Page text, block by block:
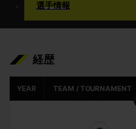
選手情報
経歴
YEAR TEAM / TOURNAMENT